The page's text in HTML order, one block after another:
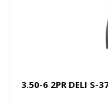
3.50-6 2PR DELI S-